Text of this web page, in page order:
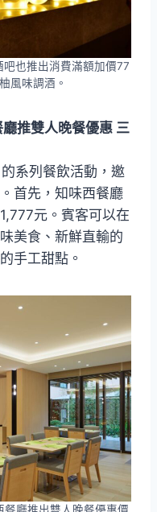
吧也推出消費滿額加價77
風味調酒。
推雙人晚餐優惠 三
系列餐飲活動，邀
首先，知味西餐廳
元。賓客可以在
美食、新鮮直輸的
手工甜點。